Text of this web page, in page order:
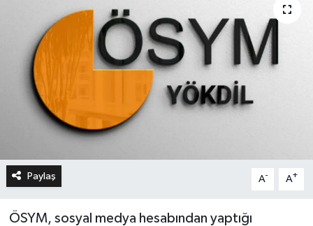
Paylaş A- A+
ÖSYM, sosyal medya hesabından yaptığı